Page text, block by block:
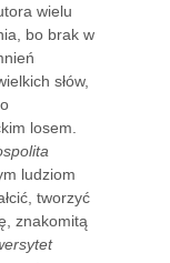
wielu
bo brak w
słów,
losem.
ludziom
tworzyć
znakomitą